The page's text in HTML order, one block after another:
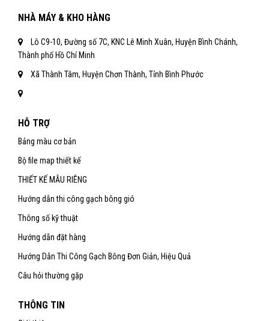
NHÀ MÁY & KHO HÀNG
Lô C9-10, Đường số 7C, KNC Lê Minh Xuân, Huyện Bình Chánh,
Thành phố Hồ Chí Minh
Xã Thành Tâm, Huyện Chơn Thành, Tỉnh Bình Phước
HỖ TRỢ
Bảng màu cơ bản
Bộ file map thiết kế
THIẾT KẾ MẪU RIÊNG
Hướng dẫn thi công gạch bông gió
Thông số kỹ thuật
Hướng dẫn đặt hàng
Hướng Dẫn Thi Công Gạch Bông Đơn Giản, Hiệu Quả
Câu hỏi thường gặp
THÔNG TIN